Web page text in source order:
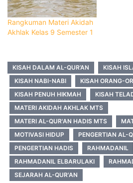
Rangkuman Materi Akidah
Akhlak Kelas 9 Semester 1
KISAH DALAM AL-QUR’AN KISAH
KISAH NABI-NABI
KISAH ORANG-
KISAH PENUH HIKMAH
KISAH
MATERI AKIDAH AKHLAK MTS
MATERI AL-QUR'AN HADIS MTS
MOTIVASI HIDUP
PENGERTIAN AL-
PENGERTIAN HADIS
RAHMADANIL
RAHMADANIL ELBARULAKI
SEJARAH AL-QUR'AN